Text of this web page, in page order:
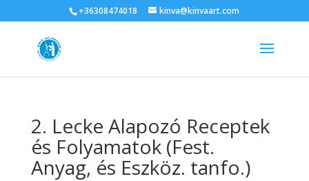
+36308474018 kinva@kinvaart.com
2. Lecke Alapozó Receptek
és Folyamatok (Fest.
Anyag, és Eszköz. tanfo.)